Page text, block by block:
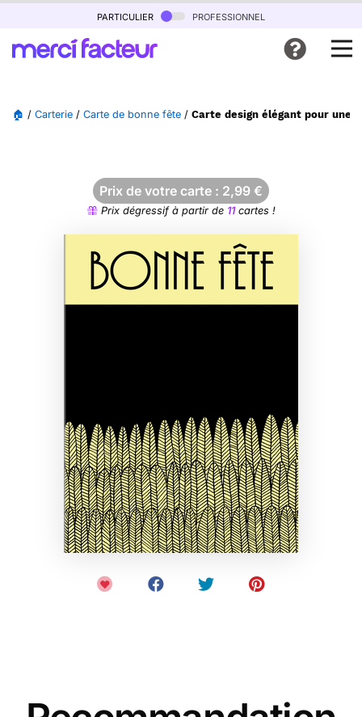
particulier professionnel
🏠 / Carterie / Carte de bonne fête / Carte design élégant pour une
Prix de votre carte : 2,99 €
Prix dégressif à partir de 11cartes !